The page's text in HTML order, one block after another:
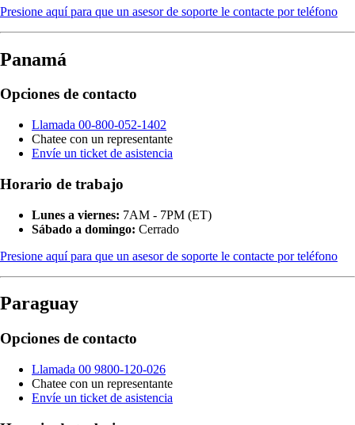
Presione aquí para que un asesor de soporte le contacte por teléfono
Panamá
Opciones de contacto
Llamada 00-800-052-1402
Chatee con un representante
Envíe un ticket de asistencia
Horario de trabajo
Lunes a viernes: 7AM - 7PM (ET)
Sábado a domingo: Cerrado
Presione aquí para que un asesor de soporte le contacte por teléfono
Paraguay
Opciones de contacto
Llamada 00 9800-120-026
Chatee con un representante
Envíe un ticket de asistencia